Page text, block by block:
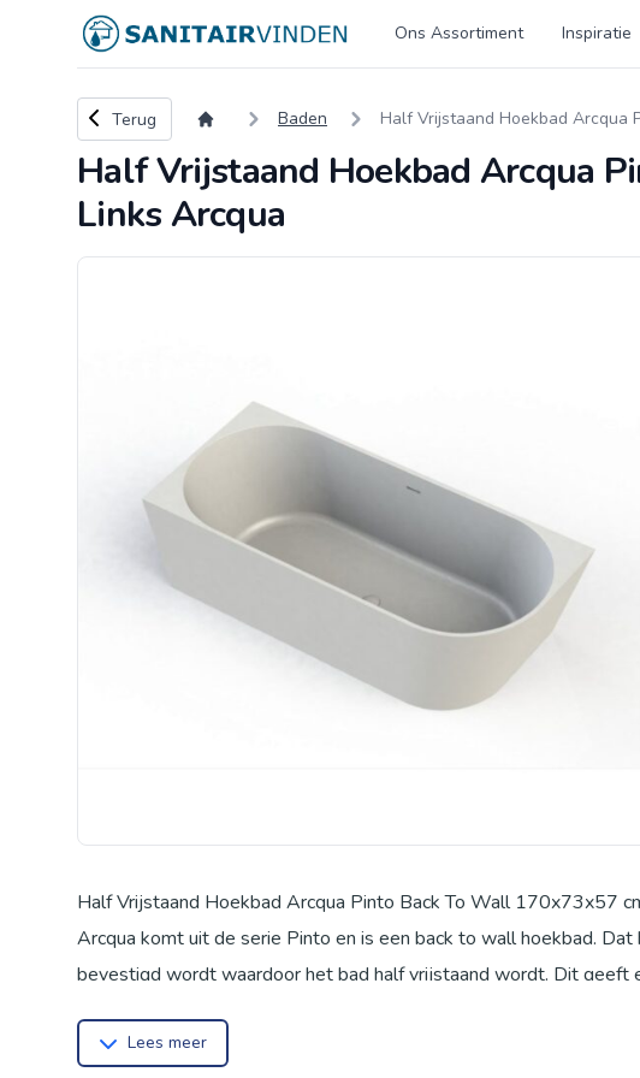
Logo sanitairvinden.nl Ons Assortiment Inspiratie
Terug naar overzicht
Terug Baden Half Vrijstaand Hoekbad Arcqua
Half Vrijstaand Hoekbad Arcqua
Links Arcqua
Half Vrijstaand Hoekbad Arcqua Pinto Back To Wall 170x73x57
Arcqua komt uit de serie Pinto en is een back to wall hoekbad.
bevestigd wordt waardoor het bad half vrijstaand wordt. Dit geeft
een matte laag. De lengte van dit half vrijstaande hoekbad is 170
Lees meer